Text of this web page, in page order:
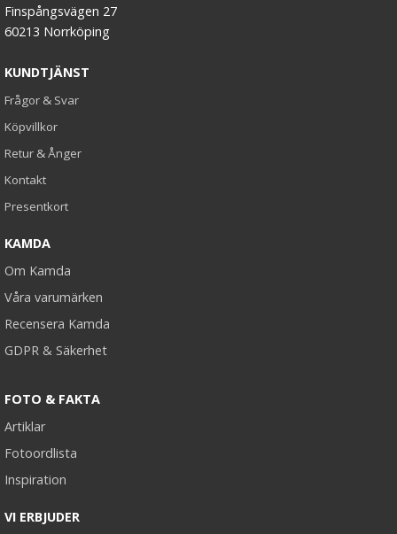
Finspångsvägen 27
60213 Norrköping
KUNDTJÄNST
Frågor & Svar
Köpvillkor
Retur & Ånger
Kontakt
Presentkort
KAMDA
Om Kamda
Våra varumärken
Recensera Kamda
GDPR & Säkerhet
FOTO & FAKTA
Artiklar
Fotoordlista
Inspiration
VI ERBJUDER